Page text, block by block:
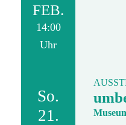
FEB.
14:00
Uhr
So.
21.